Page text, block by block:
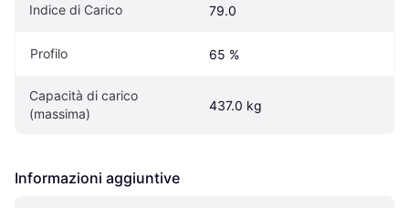
Indice di Carico 79.0
Profilo 65 %
Capacità di carico
(massima)
437.0 kg
Informazioni aggiuntive